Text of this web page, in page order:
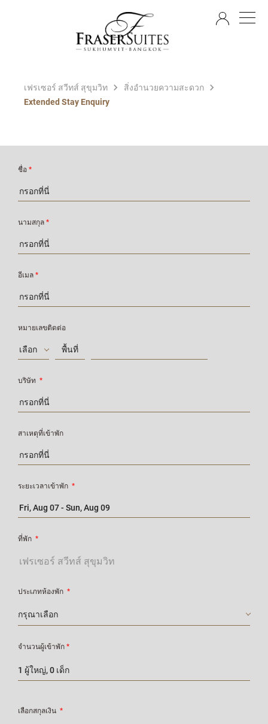
เฟรเซอร์ สวีทส์ สุขุมวิท
สิ่งอำนวยความสะดวก
Extended Stay Enquiry
ชื่อ*
นามสกุล*
อีเมล*
หมายเลขติดต่อ
เลือก
บริษัท *
สาเหตุที่เข้าพัก
ระยะเวลาเข้าพัก *
ที่พัก *
ประเภทห้องพัก *
จำนวนผู้เข้าพัก*
1 ผู้ใหญ่, 0 เด็ก
เลือกสกุลเงิน *